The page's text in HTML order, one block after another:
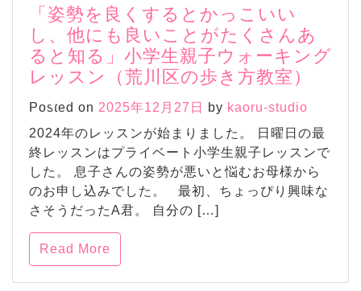
「姿勢を良くするとかっこいい
し、他にも良いことがたくさんあ
ると知る」小学生親子ウォーキング
レッスン（荒川区の歩き方教室）
Posted on 2025年12月27日 by kaoru-studio
2024年のレッスンが始まりました。 日曜日の最
終レッスンはプライベート小学生親子レッスンで
した。 息子さんの姿勢が悪いと悩むお母様から
のお申し込みでした。 最初、ちょっぴり興味な
さそうだったA君。 自分の […]
Read More